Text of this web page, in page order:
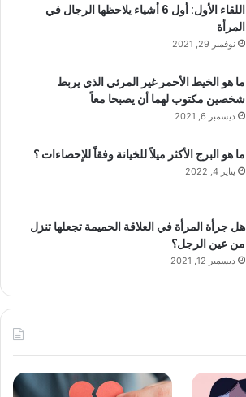
اللقاء الأول: أول 6 أشياء يلاحظها الرجال في
المرأة
نوفمبر 29, 2021
ما هو الخيط الأحمر غير المرئي الذي يربط
شخصين مكتوب لهما أن يصبحا معاً
ديسمبر 6, 2021
ما هو البرج الأكثر ميلاً للخيانة وفقاً للإحصاءات ؟
يناير 4, 2022
هل جرأة المرأة في العلاقة الحميمة تجعلها تنزل
من عين الرجل؟
ديسمبر 12, 2021